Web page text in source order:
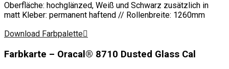
Oberfläche: hochglänzed, Weiß und Schwarz zusätzlich in
matt Kleber: permanent haftend // Rollenbreite: 1260mm
Download Farbpalette
Farbkarte – Oracal® 8710 Dusted Glass Cal